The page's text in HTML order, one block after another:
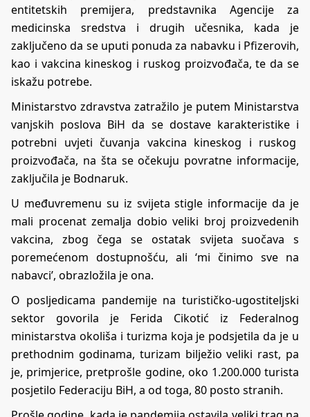
entitetskih premijera, predstavnika Agencije za
medicinska sredstva i drugih učesnika, kada je
zaključeno da se uputi ponuda za nabavku i Pfizerovih,
kao i vakcina kineskog i ruskog proizvođača, te da se
iskažu potrebe.
Ministarstvo zdravstva zatražilo je putem Ministarstva
vanjskih poslova BiH da se dostave karakteristike i
potrebni uvjeti čuvanja vakcina kineskog i ruskog
proizvođača, na šta se očekuju povratne informacije,
zaključila je Bodnaruk.
U međuvremenu su iz svijeta stigle informacije da je
mali procenat zemalja dobio veliki broj proizvedenih
vakcina, zbog čega se ostatak svijeta suočava s
poremećenom dostupnošću, ali ‘mi činimo sve na
nabavci’, obrazložila je ona.
O posljedicama pandemije na turističko-ugostiteljski
sektor govorila je Ferida Cikotić iz Federalnog
ministarstva okoliša i turizma koja je podsjetila da je u
prethodnim godinama, turizam bilježio veliki rast, pa
je, primjerice, pretprošle godine, oko 1.200.000 turista
posjetilo Federaciju BiH, a od toga, 80 posto stranih.